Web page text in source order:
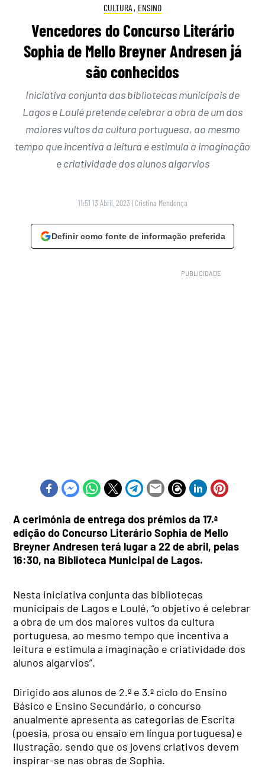
CULTURA , ENSINO
Vencedores do Concurso Literário
Sophia de Mello Breyner Andresen já
são conhecidos
Iniciativa conjunta das bibliotecas municipais de
Lagos e Loulé pretende celebrar a obra de um dos
maiores vultos da cultura portuguesa, ao mesmo
tempo que incentiva a leitura e estimula a imaginação
e criatividade dos alunos algarvios
11:51 13 Abril, 2023 | Cristina Mendonça
Definir como fonte de informação preferida
A cerimónia de entrega dos prémios da 17.ª
edição do Concurso Literário Sophia de Mello
Breyner Andresen terá lugar a 22 de abril, pelas
16:30, na Biblioteca Municipal de Lagos.
Nesta iniciativa conjunta das bibliotecas
municipais de Lagos e Loulé, “o objetivo é celebrar
a obra de um dos maiores vultos da cultura
portuguesa, ao mesmo tempo que incentiva a
leitura e estimula a imaginação e criatividade dos
alunos algarvios”.
Dirigido aos alunos de 2.º e 3.º ciclo do Ensino
Básico e Ensino Secundário, o concurso
anualmente apresenta as categorias de Escrita
(poesia, prosa ou ensaio em língua portuguesa) e
Ilustração, sendo que os jovens criativos devem
inspirar-se nas obras de Sophia.